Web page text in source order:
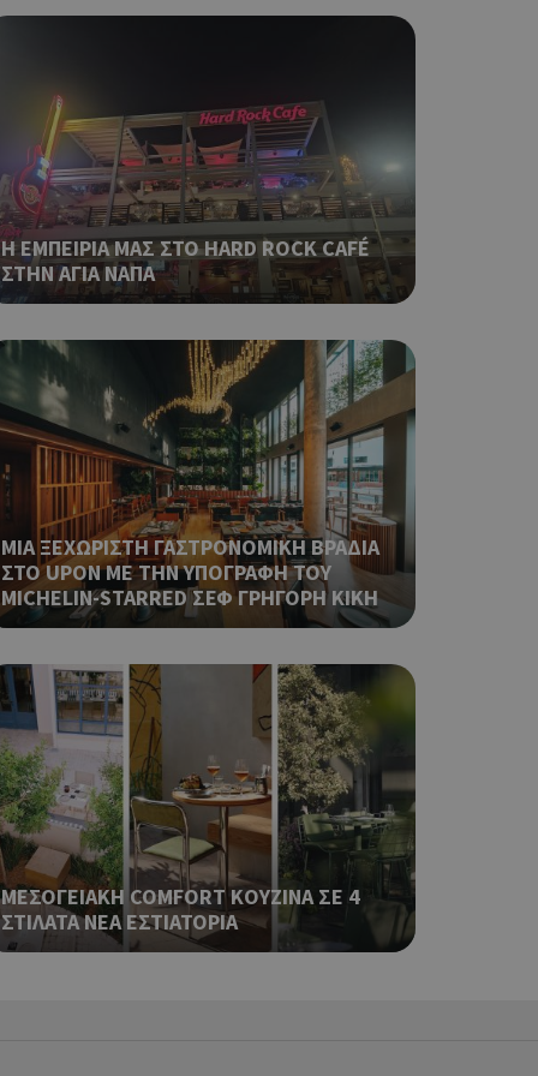
Η ΕΜΠΕΙΡΙΑ ΜΑΣ ΣΤΟ HARD ROCK CAFÉ
ΣΤΗΝ ΑΓΙΑ ΝΑΠΑ
ΜΙΑ ΞΕΧΩΡΙΣΤΗ ΓΑΣΤΡΟΝΟΜΙΚΗ ΒΡΑΔΙΑ
ΣΤΟ UPON ΜΕ ΤΗΝ ΥΠΟΓΡΑΦΗ ΤΟΥ
MICHELIN-STARRED ΣΕΦ ΓΡΗΓΟΡΗ ΚΙΚΗ
ΜΕΣΟΓΕΙΑΚΗ COMFORT ΚΟΥΖΙΝΑ ΣΕ 4
ΣΤΙΛΑΤΑ ΝΕΑ ΕΣΤΙΑΤΟΡΙΑ
Google
δηλαδή να
στον χρήστη
όπως είναι το
push down
δηλαδή να
στον χρήστη
όπως είναι το
push down
την
που
για ένα
μεταβλητών
είναι
ο
ένα καλό
σελίδων.
στον χρήστη
όπως είναι το
push down
τη διάκριση
είναι
να
τη χρήση του
δηλαδή να
στον χρήστη
όπως είναι το
δηλαδή να
στον χρήστη